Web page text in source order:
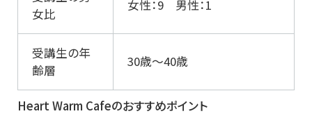
女比
女性：9 男性：1
受講生の年
齢層
30歳～40歳
Heart Warm Cafeのおすすめポイント